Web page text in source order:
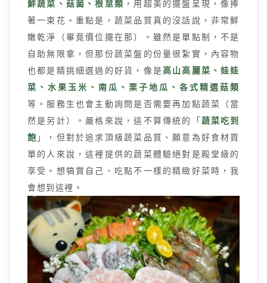
鮮蔬菜、菇菌、根莖類 ，用超美的擺盤呈現，像捧
著一束花。重點是，蔬菜品質真的沒話說，非常鮮
嫩乾淨（畢竟價位擺在那）。雖然是單點制，不是
自助無限拿，但那份蔬菜盤的份量很紮實，內容物
也都是精挑細選過的好貨，像是高山高麗菜、娃娃
菜、水果玉米、南瓜、栗子地瓜、各式精選菇類
等。服務生也會主動詢問是否需要再加點蔬菜（當
然是另計）。嚴格來說，這不算傳統的「 蔬菜吃到
飽 」，但對於追求頂級蔬菜品質、願意為好食材買
單的人來說，這裡提供的蔬菜體驗絕對是殿堂級的
享受。想犒賞自己、吃點不一樣的精緻好菜時，我
會想到這裡。